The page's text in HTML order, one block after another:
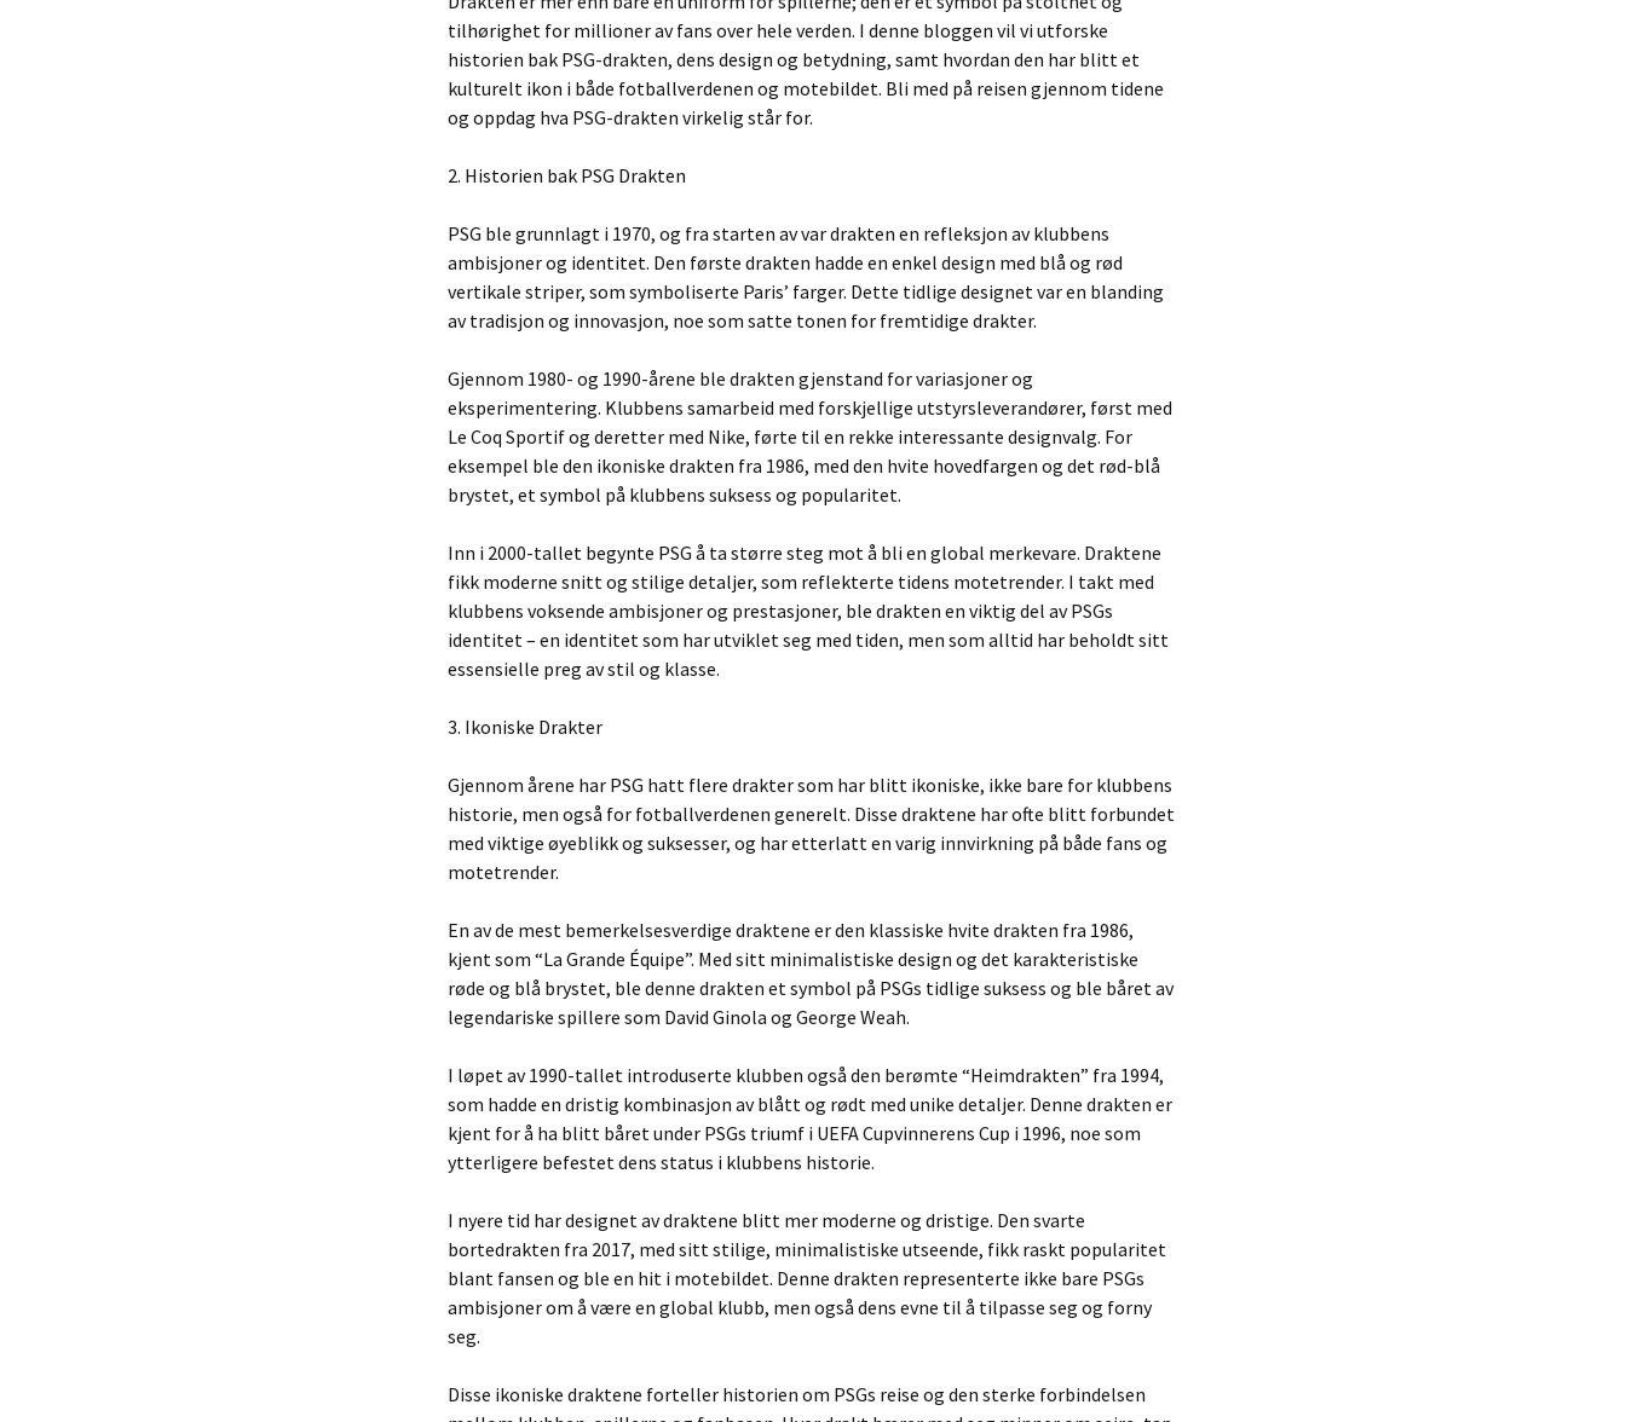
tilhørighet for millioner av fans over hele verden. I denne bloggen vil vi utforske
historien bak PSG-drakten, dens design og betydning, samt hvordan den har blitt et
kulturelt ikon i både fotballverdenen og motebildet. Bli med på reisen gjennom tidene
og oppdag hva PSG-drakten virkelig står for.
2. Historien bak PSG Drakten
PSG ble grunnlagt i 1970, og fra starten av var drakten en refleksjon av klubbens
ambisjoner og identitet. Den første drakten hadde en enkel design med blå og rød
vertikale striper, som symboliserte Paris’ farger. Dette tidlige designet var en blanding
av tradisjon og innovasjon, noe som satte tonen for fremtidige drakter.
Gjennom 1980- og 1990-årene ble drakten gjenstand for variasjoner og
eksperimentering. Klubbens samarbeid med forskjellige utstyrsleverandører, først med
Le Coq Sportif og deretter med Nike, førte til en rekke interessante designvalg. For
eksempel ble den ikoniske drakten fra 1986, med den hvite hovedfargen og det rød-blå
brystet, et symbol på klubbens suksess og popularitet.
Inn i 2000-tallet begynte PSG å ta større steg mot å bli en global merkevare. Draktene
fikk moderne snitt og stilige detaljer, som reflekterte tidens motetrender. I takt med
klubbens voksende ambisjoner og prestasjoner, ble drakten en viktig del av PSGs
identitet – en identitet som har utviklet seg med tiden, men som alltid har beholdt sitt
essensielle preg av stil og klasse.
3. Ikoniske Drakter
Gjennom årene har PSG hatt flere drakter som har blitt ikoniske, ikke bare for klubbens
historie, men også for fotballverdenen generelt. Disse draktene har ofte blitt forbundet
med viktige øyeblikk og suksesser, og har etterlatt en varig innvirkning på både fans og
motetrender.
En av de mest bemerkelsesverdige draktene er den klassiske hvite drakten fra 1986,
kjent som “La Grande Équipe”. Med sitt minimalistiske design og det karakteristiske
røde og blå brystet, ble denne drakten et symbol på PSGs tidlige suksess og ble båret av
legendariske spillere som David Ginola og George Weah.
I løpet av 1990-tallet introduserte klubben også den berømte “Heimdrakten” fra 1994,
som hadde en dristig kombinasjon av blått og rødt med unike detaljer. Denne drakten er
kjent for å ha blitt båret under PSGs triumf i UEFA Cupvinnerens Cup i 1996, noe som
ytterligere befestet dens status i klubbens historie.
I nyere tid har designet av draktene blitt mer moderne og dristige. Den svarte
bortedrakten fra 2017, med sitt stilige, minimalistiske utseende, fikk raskt popularitet
blant fansen og ble en hit i motebildet. Denne drakten representerte ikke bare PSGs
ambisjoner om å være en global klubb, men også dens evne til å tilpasse seg og forny
seg.
Disse ikoniske draktene forteller historien om PSGs reise og den sterke forbindelsen